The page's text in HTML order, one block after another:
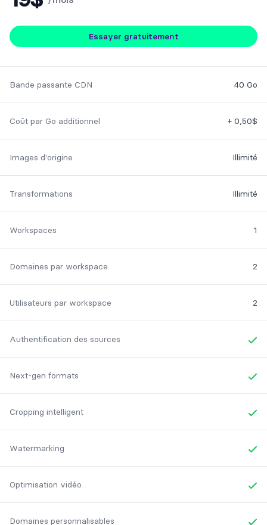
Essayer gratuitement
Bande passante CDN 40 Go
Coût par Go additionnel + 0,50$
Images d'origine Illimité
Transformations Illimité
Workspaces 1
Domaines par workspace 2
Utilisateurs par workspace 2
Authentification des sources
Next-gen formats
Cropping intelligent
Watermarking
Optimisation vidéo
Domaines personnalisables